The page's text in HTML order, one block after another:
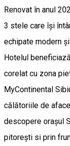
Renovat în anul
3 stele care își
echipate modern
Hotelul
corelat cu zona
MyContinental
călătoriile de
descopere orașul
pitorești si prin